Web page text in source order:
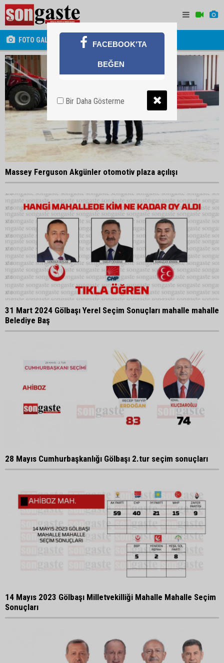
FOTO GALERİ
Massey Ferguson Akgünler otomotiv plaza açılışı
31 Mart 2024 Gölbaşı Yerel Seçim Sonuçları mahalle mahalle
Belediye Baş
28 Mayıs Cumhurbaşkanlığı Gölbaşı 2.tur seçim sonuçları
14 Mayıs 2023 Gölbaşı Milletvekilliği Mahalle Mahalle Seçim
Sonuçları
FACEBOOK'TA
BEĞEN
Bir Daha Gösterme